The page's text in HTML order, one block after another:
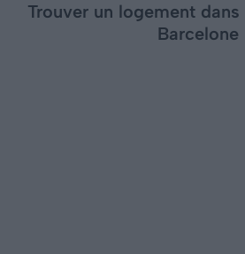
Trouver un logement
Barcelone